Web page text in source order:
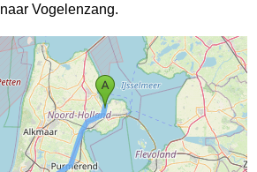
naar Vogelenzang.